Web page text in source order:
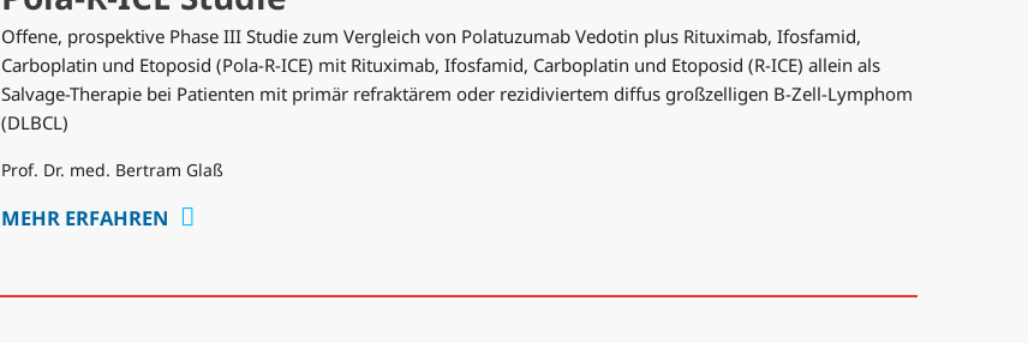
Offene, prospektive Phase III Studie zum Vergleich von Polatuzumab Vedotin plus Rituximab, Ifosfamid,
Carboplatin und Etoposid (Pola-R-ICE) mit Rituximab, Ifosfamid, Carboplatin und Etoposid (R-ICE) allein als
Salvage-Therapie bei Patienten mit primär refraktärem oder rezidiviertem diffus großzelligen B-Zell-Lymphom
(DLBCL)
Prof. Dr. med. Bertram Glaß
MEHR ERFAHREN